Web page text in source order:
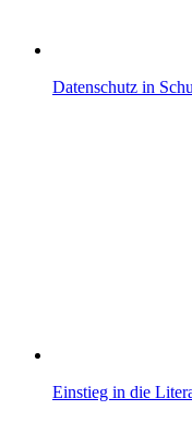
Datenschutz in
Einstieg in die